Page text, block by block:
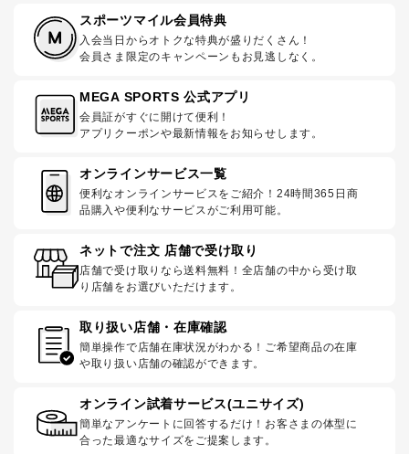
スポーツマイル会員特典
入会当日からオトクな特典が盛りだくさん！
会員さま限定のキャンペーンもお見逃しなく。
MEGA SPORTS 公式アプリ
会員証がすぐに開けて便利！
アプリクーポンや最新情報をお知らせします。
オンラインサービス一覧
便利なオンラインサービスをご紹介！24時間365日商
品購入や便利なサービスがご利用可能。
ネットで注文 店舗で受け取り
店舗で受け取りなら送料無料！全店舗の中から受け取
り店舗をお選びいただけます。
取り扱い店舗・在庫確認
簡単操作で店舗在庫状況がわかる！ご希望商品の在庫
や取り扱い店舗の確認ができます。
オンライン試着サービス(ユニサイズ)
簡単なアンケートに回答するだけ！お客さまの体型に
合った最適なサイズをご提案します。